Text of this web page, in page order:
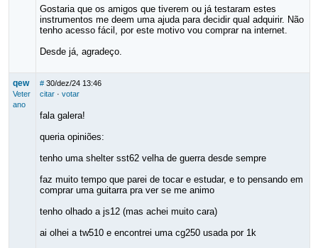
Gostaria que os amigos que tiverem ou já testaram estes
instrumentos me deem uma ajuda para decidir qual adquirir. Não
tenho acesso fácil, por este motivo vou comprar na internet.
Desde já, agradeço.
qew
Veter
ano
# 30/dez/24 13:46
citar· votar
fala galera!
queria opiniões:
tenho uma shelter sst62 velha de guerra desde sempre
faz muito tempo que parei de tocar e estudar, e to pensando em
comprar uma guitarra pra ver se me animo
tenho olhado a js12 (mas achei muito cara)
ai olhei a tw510 e encontrei uma cg250 usada por 1k